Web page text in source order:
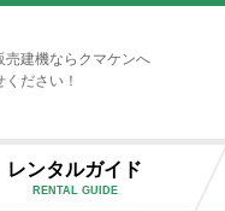
売建機ならクマケンへ
ださい！
レンタルガイド
RENTAL GUIDE